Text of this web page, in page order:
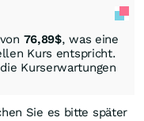
76,89$, was eine
Kurs entspricht.
Kurserwartungen
Sie es bitte später